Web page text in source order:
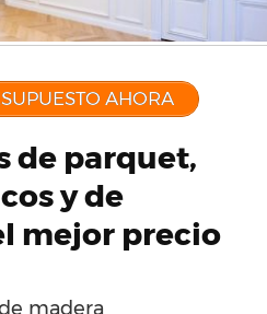
AHORA
de parquet,
y de
mejor precio
madera